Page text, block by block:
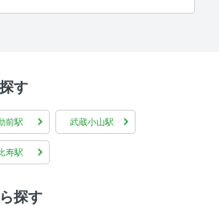
す
前駅 武蔵小山駅
寿駅
探す